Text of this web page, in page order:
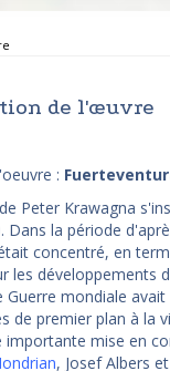
de l'œuvre
:
Peter Krawagna
Dans la période
concentré, en
les développements
Guerre mondiale
de premier plan à la
importante mise en
, Josef Albers et